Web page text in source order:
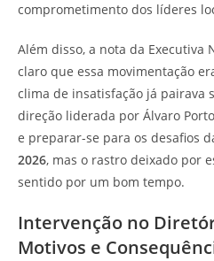
comprometimento dos líderes
Além disso, a nota da Executiva
claro que essa movimentação
clima de insatisfação já pairava
direção liderada por Álvaro
e preparar-se para os desafios
2026, mas o rastro deixado por
sentido por um bom tempo.
Intervenção no
Motivos e